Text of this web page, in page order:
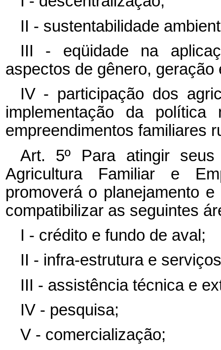
II - sustentabilidade
III - eqüidade na
aspectos de gênero, geração
IV - participação dos
implementação da
empreendimentos familiares
Art. 5º Para atingir
Agricultura Familiar e
promoverá o planejamento
compatibilizar as seguintes
I - crédito e fundo de aval;
II - infra-estrutura e
III - assistência técnica e
IV - pesquisa;
V - comercialização;